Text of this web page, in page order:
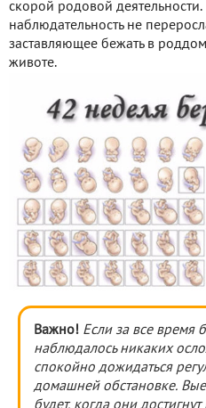
скорой родовой деятельности.
наблюдательность не
заставляющее бежать в
животе.
Важно! Если за все время
наблюдалось никаких
спокойно дожидаться
домашней обстановке.
будет, когда они